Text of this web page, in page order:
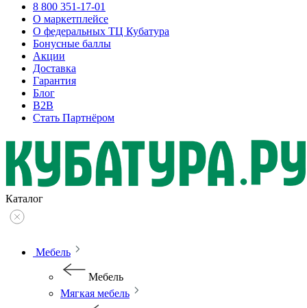
8 800 351-17-01
О маркетплейсе
О федеральных ТЦ Кубатура
Бонусные баллы
Акции
Доставка
Гарантия
Блог
B2B
Стать Партнёром
Каталог
Мебель
Мебель
Мягкая мебель